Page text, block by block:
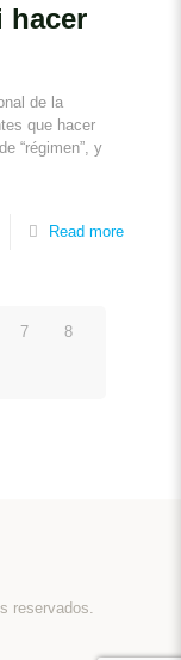
hacer
de la
que hacer
“régimen”, y
Read more
7 8
reservados.